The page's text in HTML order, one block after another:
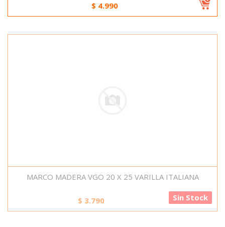
$ 4.990
MARCO MADERA VGO 20 X 25 VARILLA ITALIANA
$ 3.790 Sin Stock